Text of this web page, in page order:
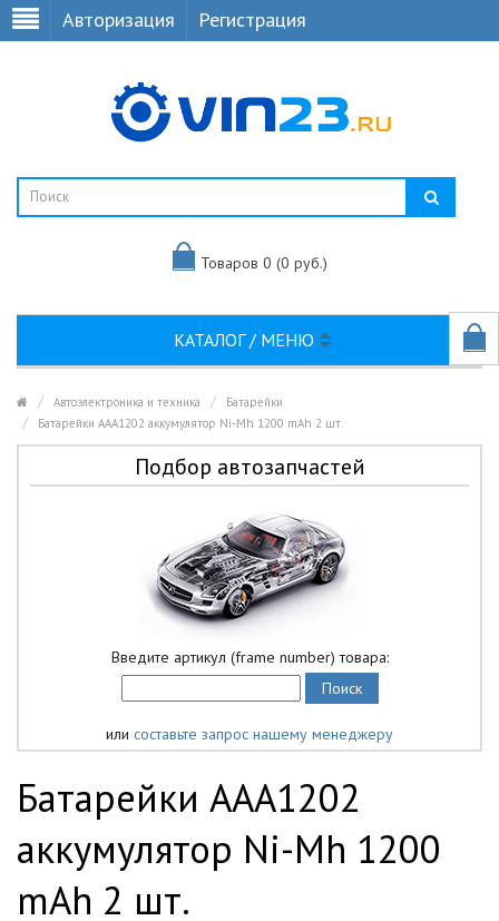
Авторизация Регистрация
Товаров 0 (0 руб.)
КАТАЛОГ / МЕНЮ
Автоэлектроника и техника
Батарейки
Батарейки AAA1202 аккумулятор Ni-Mh 1200 mAh 2 шт.
Подбор автозапчастей
Введите артикул (frame number) товара:
или составьте запрос нашему менеджеру
Батарейки AAA1202
аккумулятор Ni-Mh 1200
mAh 2 шт.